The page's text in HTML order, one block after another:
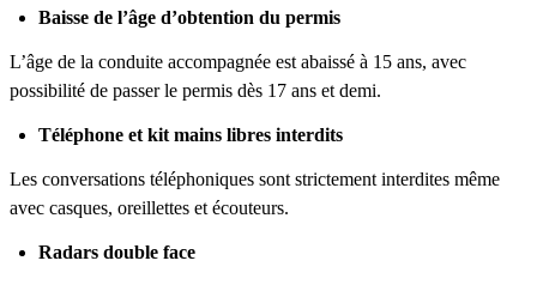
Baisse de l’âge d’obtention du permis
L’âge de la conduite accompagnée est abaissé à 15 ans, avec
possibilité de passer le permis dès 17 ans et demi.
Téléphone et kit mains libres interdits
Les conversations téléphoniques sont strictement interdites même
avec casques, oreillettes et écouteurs.
Radars double face